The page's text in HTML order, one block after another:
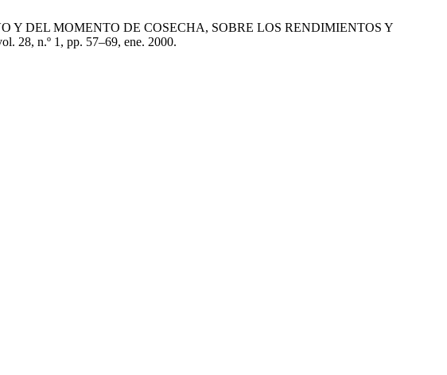
Y DEL MOMENTO DE COSECHA, SOBRE LOS RENDIMIENTOS Y
28, n.º 1, pp. 57–69, ene. 2000.